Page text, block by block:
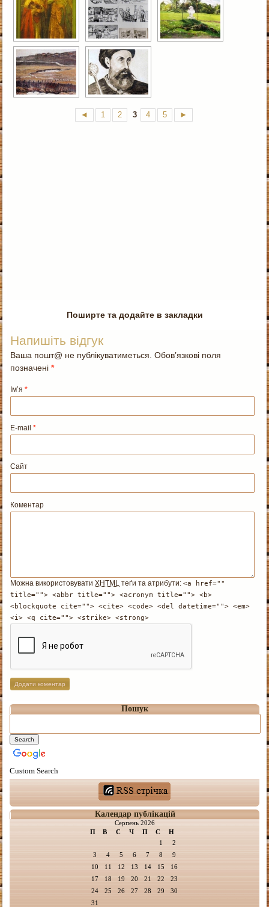
◄ 1 2 3 4 5 ►
Поширте та додайте в закладки
Напишіть відгук
Ваша пошт@ не публікуватиметься. Обов’язкові поля
позначені*
Ім’я*
E-mail*
Сайт
Коментар
Можна використовуватиXHTML теґи та атрибути:<a href=""
title=""> <abbr title=""> <acronym title=""> <b>
<blockquote cite=""> <cite> <code> <del datetime=""> <em>
<i> <q cite=""> <strike> <strong>
Пошук
Custom Search
Календар публікацій
Серпень 2026
П
В С Ч П С Н
1
2
3
4 5 6 7 8
9
10
11 12 13 14 15
16
17
18 19 20 21 22
23
24
25 26 27 28 29
30
31